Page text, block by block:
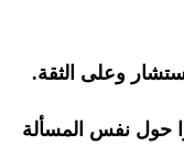
وعلى الثقة.
حول نفس المسألة